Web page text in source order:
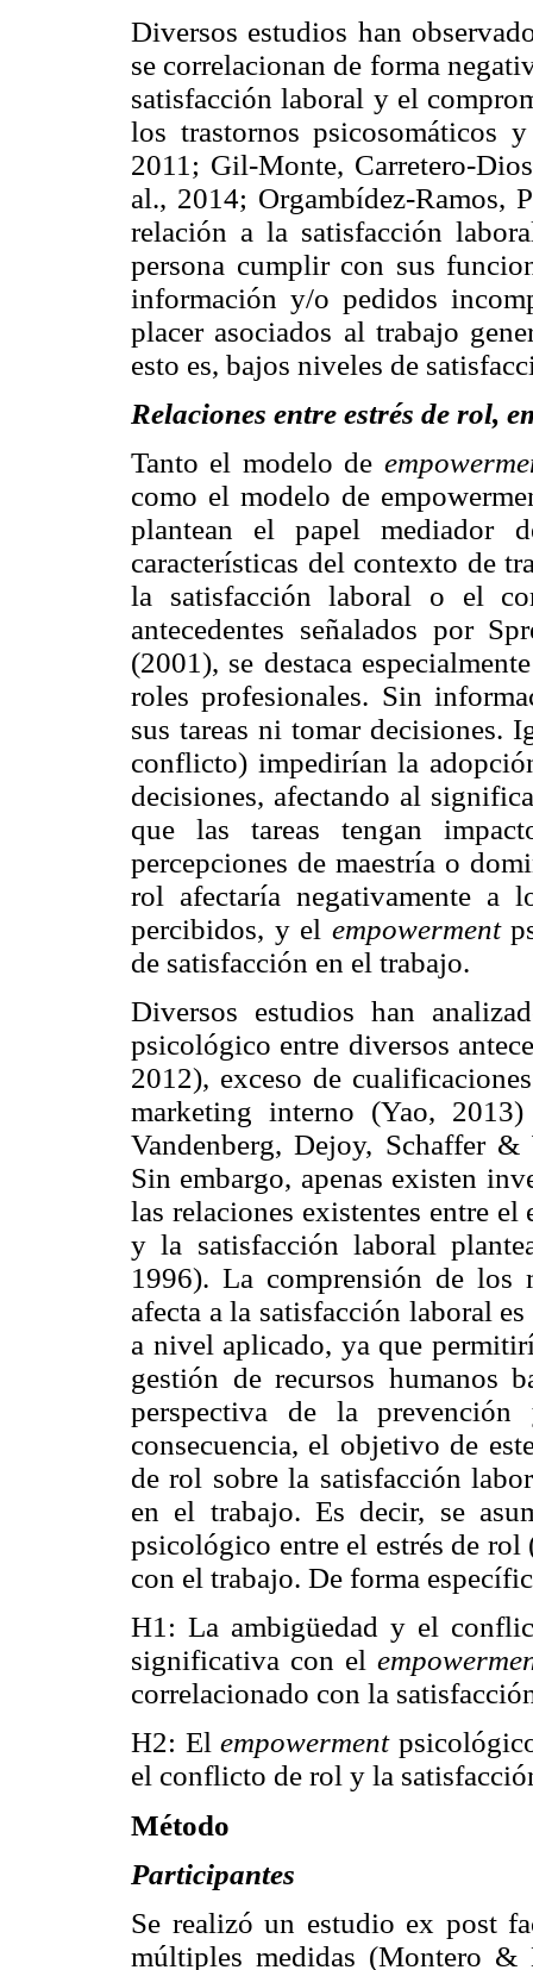
Diversos estudios han
se correlacionan de forma
satisfacción laboral y el
los trastornos psicosomáticos
2011; Gil-Monte, Carretero-
al., 2014; Orgambídez-Ramos,
relación a la satisfacción
persona cumplir con sus
información y/o pedidos
placer asociados al trabajo
esto es, bajos niveles de
Relaciones entre estrés de rol,
Tanto el modelo de
como el modelo de
plantean el papel mediador
características del contexto de
la satisfacción laboral o el
antecedentes señalados por
(2001), se destaca
roles profesionales. Sin
sus tareas ni tomar decisiones.
conflicto) impedirían la
decisiones, afectando al
que las tareas tengan
percepciones de maestría o
rol afectaría negativamente a
percibidos, y el empowerment
de satisfacción en el trabajo.
Diversos estudios han
psicológico entre diversos
2012), exceso de
marketing interno (Yao,
Vandenberg, Dejoy, Schaffer
Sin embargo, apenas existen
las relaciones existentes entre
y la satisfacción laboral
1996). La comprensión de los
afecta a la satisfacción laboral
a nivel aplicado, ya que
gestión de recursos humanos
perspectiva de la
consecuencia, el objetivo de
de rol sobre la satisfacción
en el trabajo. Es decir, se
psicológico entre el estrés de
con el trabajo. De forma
H1: La ambigüedad y el
significativa con el
correlacionado con la
H2: El empowerment
el conflicto de rol y la
Método
Participantes
Se realizó un estudio ex post
múltiples medidas (Montero &